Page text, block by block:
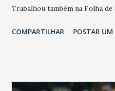
Trabalhou também na Folha de
COMPARTILHAR POSTAR